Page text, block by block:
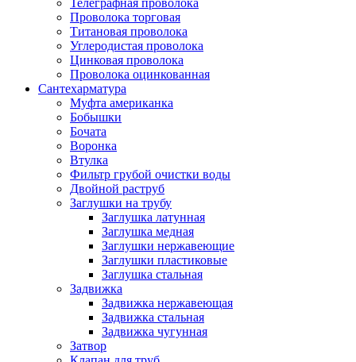
Телеграфная проволока
Проволока торговая
Титановая проволока
Углеродистая проволока
Цинковая проволока
Проволока оцинкованная
Сантехарматура
Муфта американка
Бобышки
Бочата
Воронка
Втулка
Фильтр грубой очистки воды
Двойной раструб
Заглушки на трубу
Заглушка латунная
Заглушка медная
Заглушки нержавеющие
Заглушки пластиковые
Заглушка стальная
Задвижка
Задвижка нержавеющая
Задвижка стальная
Задвижка чугунная
Затвор